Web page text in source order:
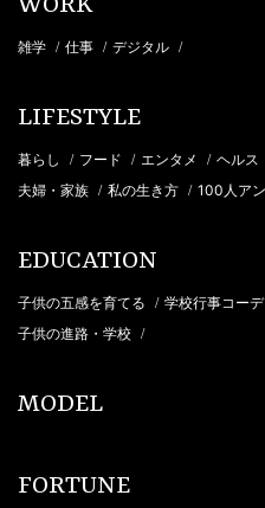
WORK
雑学 / 仕事 / デジタル /
LIFESTYLE
暮らし / フード / エンタメ / ヘルス
夫婦・家族 / 私の生き方 / 100人ア
EDUCATION
子供の五感を育てる / 学校行事コーデ
子供の進路・学校 /
MODEL
FORTUNE